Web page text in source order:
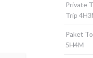
Private
Trip
Paket
5H4M